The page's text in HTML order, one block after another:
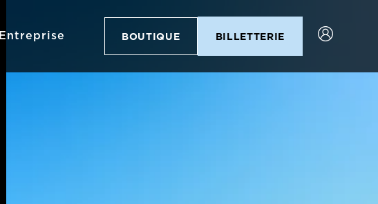
Entreprise BOUTIQUE BILLETTERIE